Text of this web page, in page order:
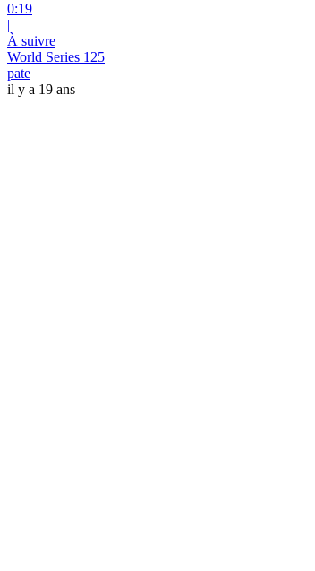
0:19
|
À suivre
World Series 125
pate
il y a 19 ans